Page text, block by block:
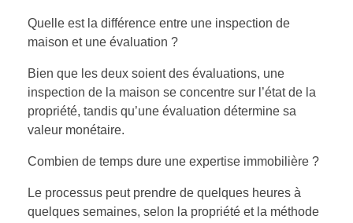
Quelle est la différence entre une inspection de
maison et une évaluation ?
Bien que les deux soient des évaluations, une
inspection de la maison se concentre sur l’état de la
propriété, tandis qu’une évaluation détermine sa
valeur monétaire.
Combien de temps dure une expertise immobilière ?
Le processus peut prendre de quelques heures à
quelques semaines, selon la propriété et la méthode